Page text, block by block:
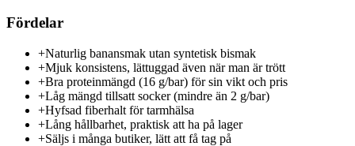
Fördelar
+Naturlig banansmak utan syntetisk bismak
+Mjuk konsistens, lättuggad även när man är trött
+Bra proteinmängd (16 g/bar) för sin vikt och pris
+Låg mängd tillsatt socker (mindre än 2 g/bar)
+Hyfsad fiberhalt för tarmhälsa
+Lång hållbarhet, praktisk att ha på lager
+Säljs i många butiker, lätt att få tag på